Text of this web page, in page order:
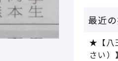
★【八
さい）】